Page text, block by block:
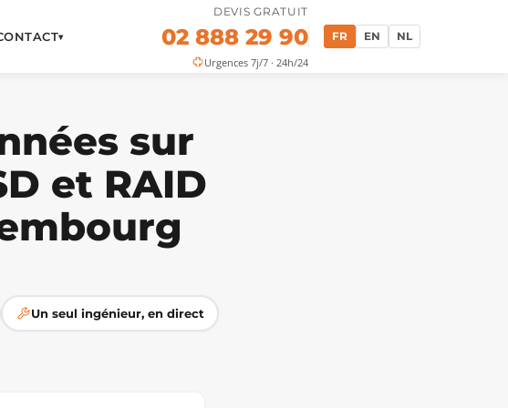
▾
DEVIS GRATUIT
02 888 29 90
Urgences 7j/7 · 24h/24
FR EN NL
sur
et RAID
Un seul ingénieur, en direct